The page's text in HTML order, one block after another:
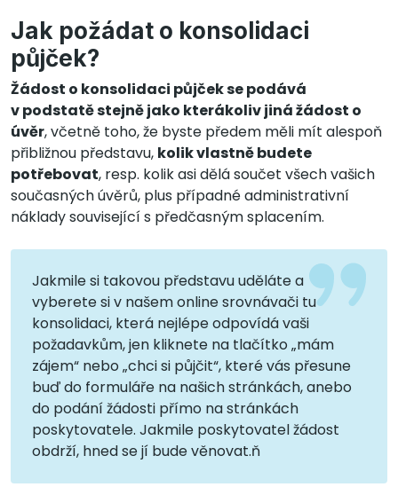
Jak požádat o konsolidaci
půjček?
Žádost o konsolidaci půjček se podává
v podstatě stejně jako kterákoliv jiná žádost o
úvěr, včetně toho, že byste předem měli mít alespoň
přibližnou představu, kolik vlastně budete
potřebovat, resp. kolik asi dělá součet všech vašich
současných úvěrů, plus případné administrativní
náklady související s předčasným splacením.
Jakmile si takovou představu uděláte a
vyberete si v našem online srovnávači tu
konsolidaci, která nejlépe odpovídá vaši
požadavkům, jen kliknete na tlačítko „mám
zájem“ nebo „chci si půjčit“, které vás přesune
buď do formuláře na našich stránkách, anebo
do podání žádosti přímo na stránkách
poskytovatele. Jakmile poskytovatel žádost
obdrží, hned se jí bude věnovat.ň